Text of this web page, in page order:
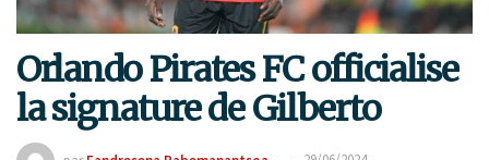
Orlando Pirates FC officialise
la signature de Gilberto